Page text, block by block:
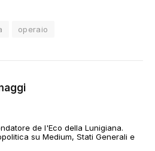
operaio
de l'Eco della Lunigiana.
su Medium, Stati Generali e